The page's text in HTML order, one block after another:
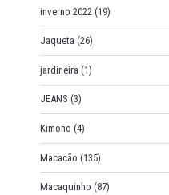
inverno 2022 (19)
Jaqueta (26)
jardineira (1)
JEANS (3)
Kimono (4)
Macacão (135)
Macaquinho (87)